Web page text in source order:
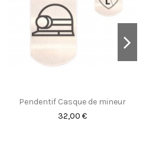
Pendentif Casque de mineur
32,00 €